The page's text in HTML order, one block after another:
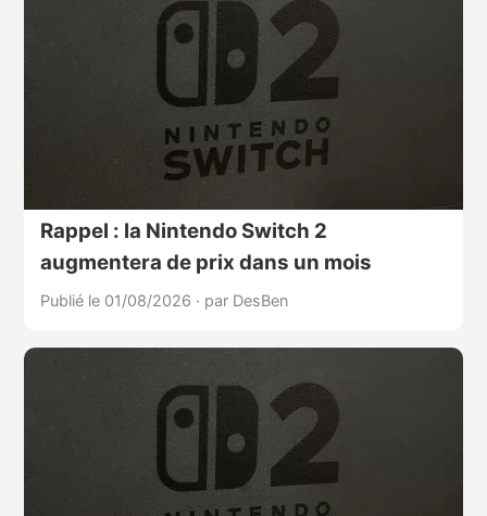
Rappel : la Nintendo Switch 2
augmentera de prix dans un mois
Publié le 01/08/2026 · par DesBen